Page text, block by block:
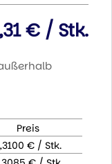
€ / Stk.
Preis
€ / Stk.